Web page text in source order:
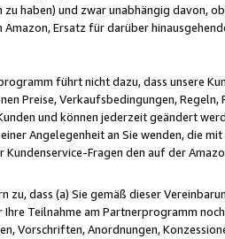
zu haben) und zwar unabhängig davon,
Amazon, Ersatz für darüber
führt nicht dazu, dass unsere
Preise, Verkaufsbedingungen,
und können jederzeit geändert
Angelegenheit an Sie wenden, die
Kundenservice-Fragen den auf der
zu, dass (a) Sie gemäß dieser
Teilnahme am Partnerprogramm
Vorschriften, Anordnungen,